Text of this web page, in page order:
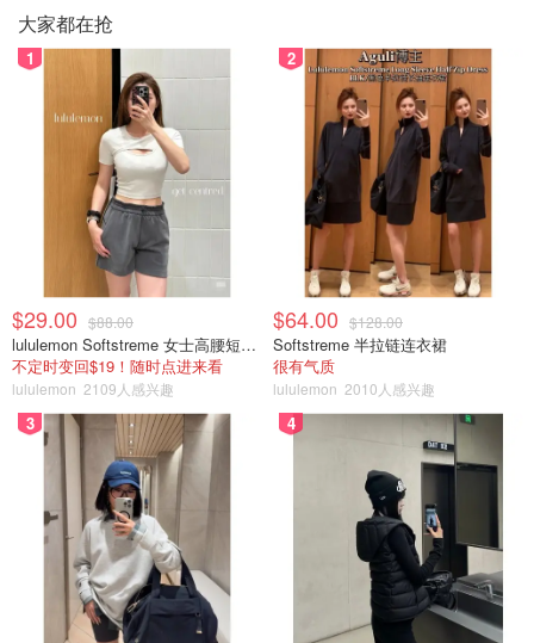
大家都在抢
1
$29.00 $88.00
lululemon Softstreme 女士高腰短裤 10cm
不定时变回$19！随时点进来看
lululemon 2109人感兴趣
2
$64.00 $128.00
Softstreme 半拉链连衣裙
很有气质
lululemon 2010人感兴趣
3 4